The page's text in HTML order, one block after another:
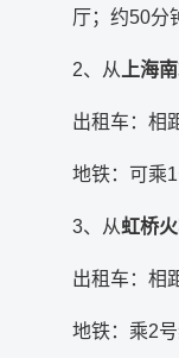
厅；约50分
2、从 上海
出租车：相
地铁：可乘
3、从虹桥
出租车：相
地铁：乘2